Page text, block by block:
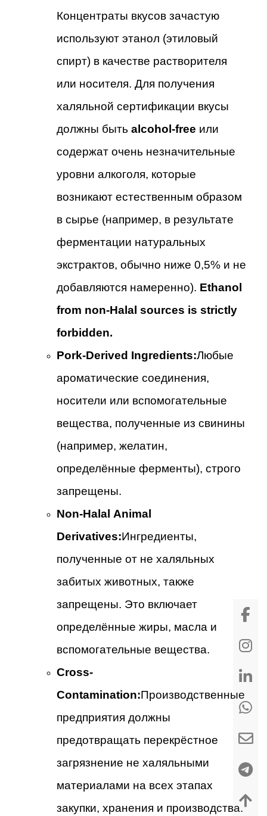
Концентраты вкусов зачастую
используют этанол (этиловый
спирт) в качестве растворителя
или носителя. Для получения
халяльной сертификации вкусы
должны быть alcohol-free или
содержат очень незначительные
уровни алкоголя, которые
возникают естественным образом
в сырье (например, в результате
ферментации натуральных
экстрактов, обычно ниже 0,5% и не
добавляются намеренно). Ethanol
from non-Halal sources is strictly
forbidden.
Pork-Derived Ingredients:Любые
ароматические соединения,
носители или вспомогательные
вещества, полученные из свинины
(например, желатин,
определённые ферменты), строго
запрещены.
Non-Halal Animal
Derivatives:Ингредиенты,
полученные от не халяльных
забитых животных, также
запрещены. Это включает
определённые жиры, масла и
вспомогательные вещества.
Cross-
Contamination:Производственные
предприятия должны
предотвращать перекрёстное
загрязнение не халяльными
материалами на всех этапах
закупки, хранения и производства.